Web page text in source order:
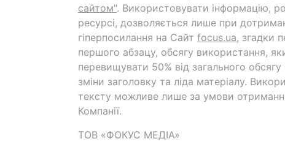
сайтом". Використовувати інформацію,
ресурсі, дозволяється лише при
гіперпосилання на Cайт focus.ua, згадки
першого абзацу, обсягу використання,
перевищувати 50% від загального обсягу
зміни заголовку та ліда матеріалу.
тексту можливе лише за умови
Компанії.
ТОВ «ФОКУС МЕДІА»